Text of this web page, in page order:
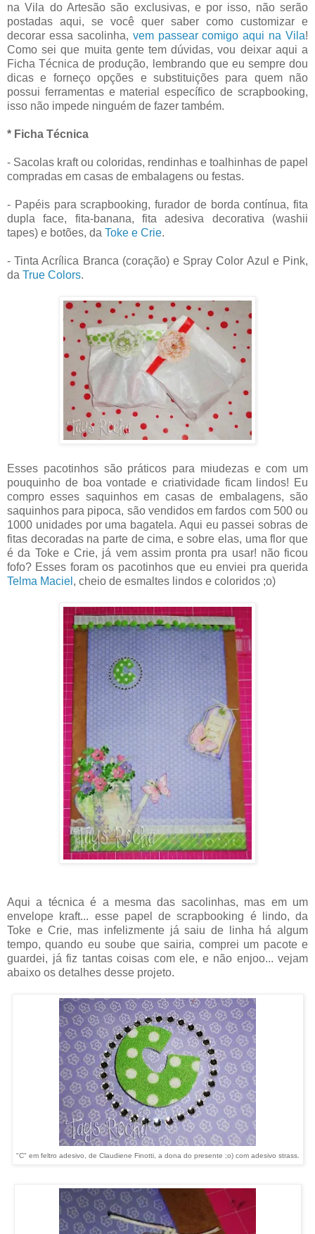
na Vila do Artesão são exclusivas, e por isso, não serão
postadas aqui, se você quer saber como customizar e
decorar essa sacolinha, vem passear comigo aqui na Vila!
Como sei que muita gente tem dúvidas, vou deixar aqui a
Ficha Técnica de produção, lembrando que eu sempre dou
dicas e forneço opções e substituições para quem não
possui ferramentas e material específico de scrapbooking,
isso não impede ninguém de fazer também.
* Ficha Técnica
- Sacolas kraft ou coloridas, rendinhas e toalhinhas de papel
compradas em casas de embalagens ou festas.
- Papéis para scrapbooking, furador de borda contínua, fita
dupla face, fita-banana, fita adesiva decorativa (washii
tapes) e botões, da Toke e Crie.
- Tinta Acrílica Branca (coração) e Spray Color Azul e Pink,
da True Colors.
Esses pacotinhos são práticos para miudezas e com um
pouquinho de boa vontade e criatividade ficam lindos! Eu
compro esses saquinhos em casas de embalagens, são
saquinhos para pipoca, são vendidos em fardos com 500 ou
1000 unidades por uma bagatela. Aqui eu passei sobras de
fitas decoradas na parte de cima, e sobre elas, uma flor que
é da Toke e Crie, já vem assim pronta pra usar! não ficou
fofo? Esses foram os pacotinhos que eu enviei pra querida
Telma Maciel , cheio de esmaltes lindos e coloridos ;o)
Aqui a técnica é a mesma das sacolinhas, mas em um
envelope kraft... esse papel de scrapbooking é lindo, da
Toke e Crie, mas infelizmente já saiu de linha há algum
tempo, quando eu soube que sairia, comprei um pacote e
guardei, já fiz tantas coisas com ele, e não enjoo... vejam
abaixo os detalhes desse projeto.
"C" em feltro adesivo, de Claudiene Finotti, a dona do presente ;o) com adesivo strass.